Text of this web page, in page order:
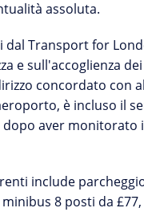
assoluta.
dal Transport for
e sull'accoglienza
concordato con
è incluso il
aver monitorato
include
minibus 8 posti da